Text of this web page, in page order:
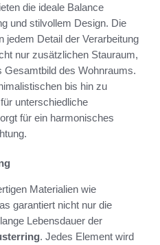
die ideale Balance
und stilvollem Design. Die
jedem Detail der Verarbeitung
nur zusätzlichen Stauraum,
Gesamtbild des Wohnraums.
bis hin zu
unterschiedliche
für ein harmonisches
Materialien wie
garantiert nicht nur die
Lebensdauer der
. Jedes Element wird